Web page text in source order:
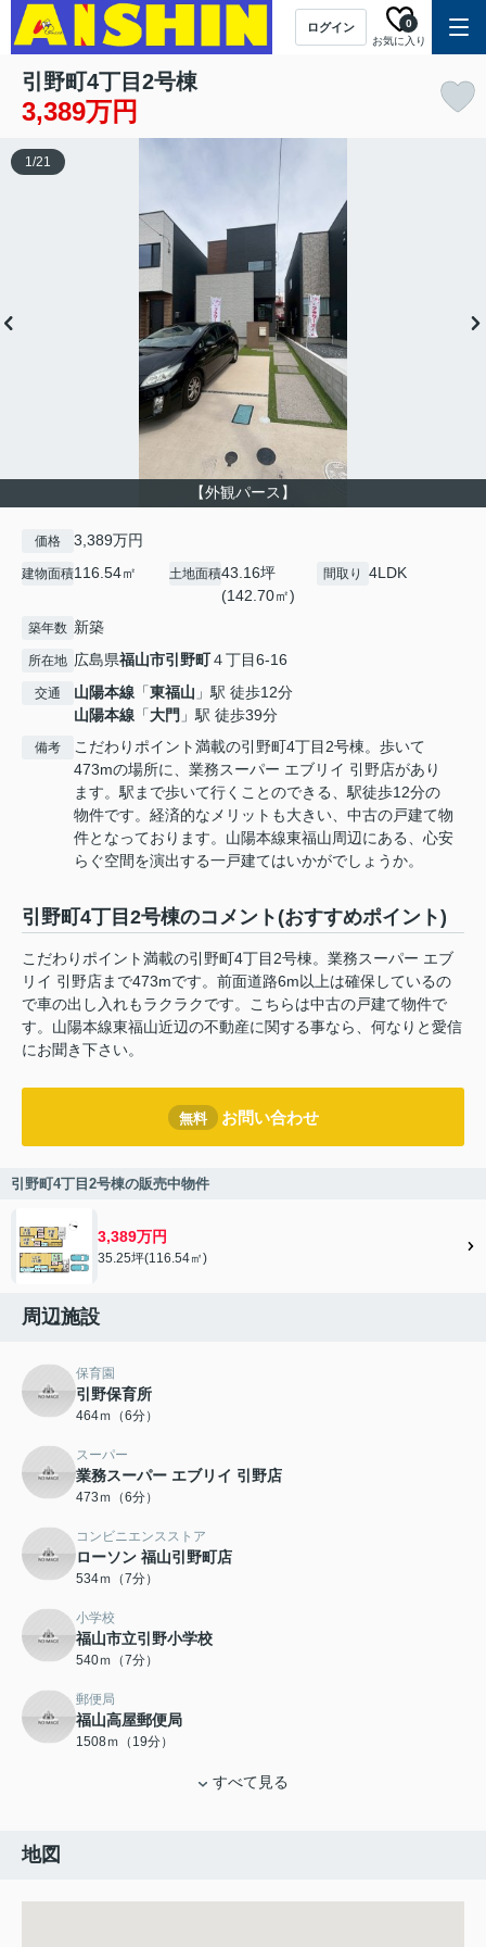
ログイン
お気に入り
0
引野町4丁目2号棟
3,389万円
【外観パース】
1/21
価格 3,389万円
建物面積116.54㎡ 土地面積43.16坪
(142.70㎡)
間取り 4LDK
築年数 新築
所在地 広島県福山市引野町４丁目6-16
交通 山陽本線 「東福山 」駅 徒歩12分
山陽本線 「大門 」駅 徒歩39分
備考
こだわりポイント満載の引野町4丁目2号棟。歩いて
473mの場所に、業務スーパー エブリイ 引野店があり
ます。駅まで歩いて行くことのできる、駅徒歩12分の
物件です。経済的なメリットも大きい、中古の戸建て物
件となっております。山陽本線東福山周辺にある、心安
らぐ空間を演出する一戸建てはいかがでしょうか。
引野町4丁目2号棟のコメント(おすすめポイント)
こだわりポイント満載の引野町4丁目2号棟。業務スーパー エブ
リイ 引野店まで473mです。前面道路6m以上は確保しているの
で車の出し入れもラクラクです。こちらは中古の戸建て物件で
す。山陽本線東福山近辺の不動産に関する事なら、何なりと愛信
にお聞き下さい。
無料 お問い合わせ
引野町4丁目2号棟の販売中物件
3,389万円
35.25坪(116.54㎡)
周辺施設
保育園
引野保育所
464ｍ（6分）
スーパー
業務スーパー エブリイ 引野店
473ｍ（6分）
コンビニエンスストア
ローソン 福山引野町店
534ｍ（7分）
小学校
福山市立引野小学校
540ｍ（7分）
郵便局
福山高屋郵便局
1508ｍ（19分）
すべて見る
地図